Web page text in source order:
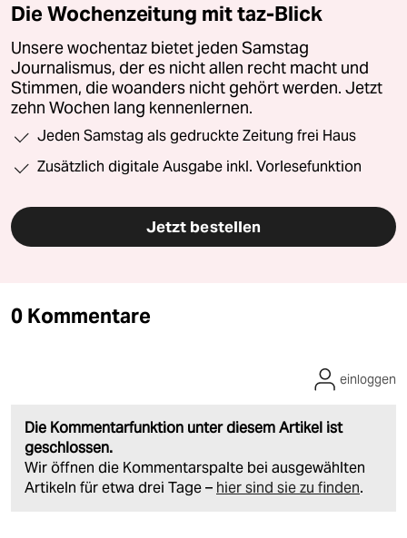
Die Wochenzeitung mit taz-Blick
Unsere wochentaz bietet jeden Samstag
Journalismus, der es nicht allen recht macht und
Stimmen, die woanders nicht gehört werden. Jetzt
zehn Wochen lang kennenlernen.
Jeden Samstag als gedruckte Zeitung frei Haus
Zusätzlich digitale Ausgabe inkl. Vorlesefunktion
Jetzt bestellen
0 Kommentare
Die Kommentarfunktion unter diesem Artikel ist
geschlossen.
Wir öffnen die Kommentarspalte bei ausgewählten
Artikeln für etwa drei Tage – hier sind sie zu finden.
einloggen